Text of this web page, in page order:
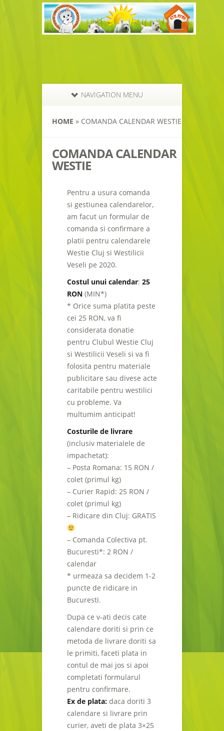
NAVIGATION MENU
HOME » COMANDA CALENDAR WESTIE
COMANDA CALENDAR
WESTIE
Pentru a usura comanda
si gestiunea calendarelor,
am facut un formular de
comanda si confirmare a
platii pentru calendarele
Westie Cluj si Westilicii
Veseli pe 2020.
Costul unui calendar: 25
RON (MIN*)
* Orice suma platita peste
cei 25 RON, va fi
considerata donatie
pentru Clubul Westie Cluj
si Westilicii Veseli si va fi
folosita pentru materiale
publicitare sau divese acte
caritabile pentru westilici
cu probleme. Va
multumim anticipat!
Costurile de livrare
(inclusiv materialele de
impachetat):
– Posta Romana: 15 RON /
colet (primul kg)
– Curier Rapid: 25 RON /
colet (primul kg)
– Ridicare din Cluj: GRATIS
– Comanda Colectiva pt.
Bucuresti*: 2 RON /
calendar
* urmeaza sa decidem 1-2
puncte de ridicare in
Bucuresti.
Dupa ce v-ati decis cate
calendare doriti si prin ce
metoda de livrare doriti sa
le primiti, faceti plata in
contul de mai jos si apoi
completati formularul
pentru confirmare.
Ex de plata: daca doriti 3
calendare si livrare prin
curier, aveti de plata 3×25